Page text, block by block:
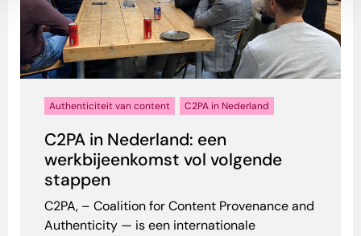
Authenticiteit van content C2PA in Nederland
C2PA in Nederland: een
werkbijeenkomst vol volgende
stappen
C2PA, – Coalition for Content Provenance and
Authenticity — is een internationale